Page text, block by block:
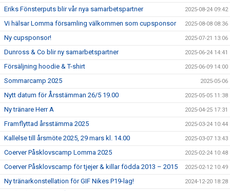
Eriks Fönsterputs blir vår nya samarbetspartner 2025-08-24 09:42
Vi hälsar Lomma församling välkommen som cupsponsor 2025-08-08 08:36
Ny cupsponsor! 2025-07-21 13:06
Dunross & Co blir ny samarbetspartner 2025-06-24 14:41
Försäljning hoodie & T-shirt 2025-06-09 14:00
Sommarcamp 2025 2025-05-06
Nytt datum för Årsstämman 26/5 19.00 2025-05-05 11:38
Ny tränare Herr A 2025-04-25 17:31
Framflyttad årsstämma 2025 2025-03-24 10:44
Kallelse till årsmöte 2025, 29 mars kl. 14.00 2025-03-07 13:43
Coerver Påsklovscamp Lomma 2025 2025-02-24 10:48
Coerver Påsklovscamp för tjejer & killar födda 2013 – 2015 2025-02-12 10:49
Ny tränarkonstellation för GIF Nikes P19-lag! 2024-12-20 18:28